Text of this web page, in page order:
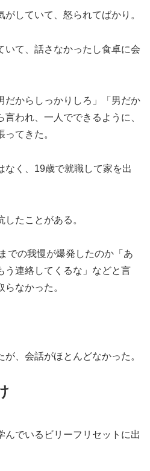
していて、怒られてばかり。
いて、話さなかったし食卓に会
だからしっかりしろ」「男だか
われ、一人でできるように、
てきた。
なく、19歳で就職して家を出
たことがある。
での我慢が爆発したのか「あ
う連絡してくるな」などと言
なかった。
、会話がほとんどなかった。
んでいるビリーフリセットに出